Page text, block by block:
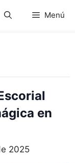
Menú
en
2025